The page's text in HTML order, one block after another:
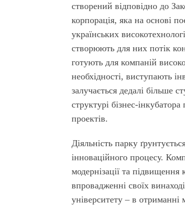
створений відповідно до
корпорація, яка на основі
українських
створюють для них потік
готують для компаній
необхідності, виступають
залучається дедалі більше
структурі бізнес-
проектів.
Діяльність парку
інноваційного процесу.
модернізації та
впровадженні своїх
університету – в